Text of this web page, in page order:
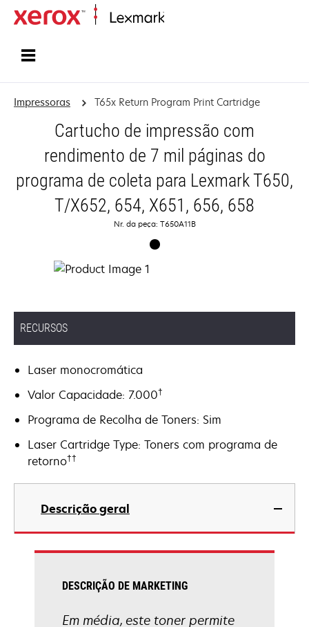
Impressoras T65x Return Program Print Cartridge
Cartucho de impressão com
rendimento de 7 mil páginas do
programa de coleta para Lexmark T650,
T/X652, 654, X651, 656, 658
Nr. da peça: T650A11B
RECURSOS
Laser monocromática
Valor Capacidade: 7.000†
Programa de Recolha de Toners: Sim
Laser Cartridge Type: Toners com programa de
retorno††
Descrição geral
DESCRIÇÃO DE MARKETING
Em média, este toner permite